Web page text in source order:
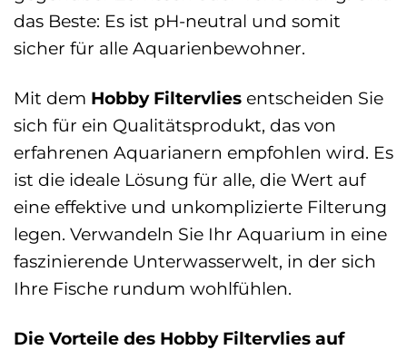
das Beste: Es ist pH-neutral und somit
sicher für alle Aquarienbewohner.
Mit dem Hobby Filtervlies entscheiden Sie
sich für ein Qualitätsprodukt, das von
erfahrenen Aquarianern empfohlen wird. Es
ist die ideale Lösung für alle, die Wert auf
eine effektive und unkomplizierte Filterung
legen. Verwandeln Sie Ihr Aquarium in eine
faszinierende Unterwasserwelt, in der sich
Ihre Fische rundum wohlfühlen.
Die Vorteile des Hobby Filtervlies auf